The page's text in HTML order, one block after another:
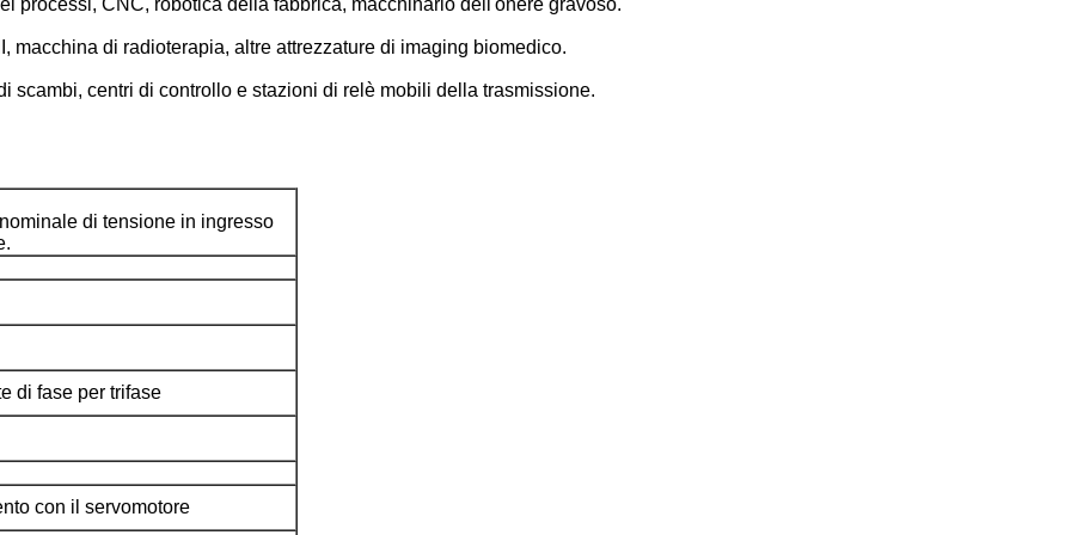
processi, CNC, robotica della fabbrica, macchinario dell'onere gravoso.
macchina di radioterapia, altre attrezzature di imaging biomedico.
scambi, centri di controllo e stazioni di relè mobili della trasmissione.
di tensione in ingresso
di fase per trifase
con il servomotore